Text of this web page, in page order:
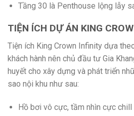
Tầng 30 là Penthouse lộng lẫy
TIỆN ÍCH DỰ ÁN KING
Tiện ích King Crown Infinity dựa
khách hành nên chủ đầu tư Gia
huyết cho xây dựng và phát triển
sao nội khu như sau:
Hồ bơi vô cực, tầm nhìn cực